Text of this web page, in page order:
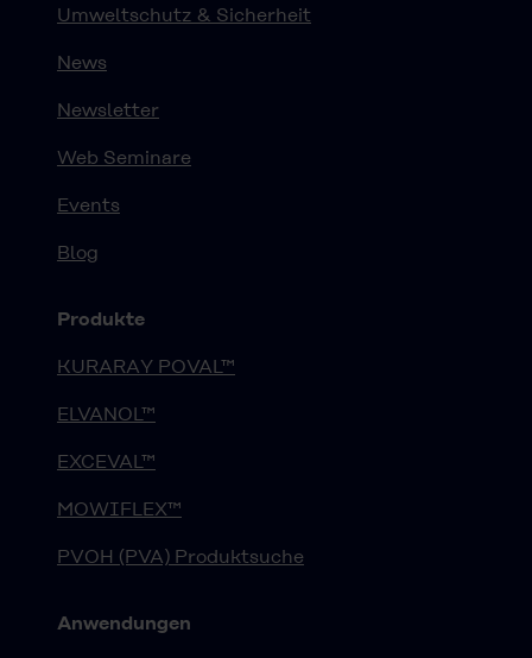
Umweltschutz & Sicherheit
News
Newsletter
Web Seminare
Events
Blog
Produkte
KURARAY POVAL™
ELVANOL™
EXCEVAL™
MOWIFLEX™
PVOH (PVA) Produktsuche
Anwendungen